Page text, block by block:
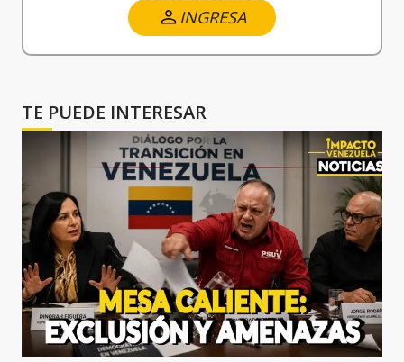
INGRESA
TE PUEDE INTERESAR